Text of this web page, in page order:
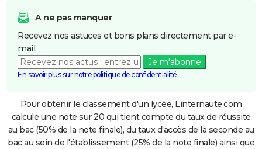
A ne pas manquer
Recevez nos astuces et bons plans directement par e-
mail.
Je m'abonne
En savoir plus sur notre politique de confidentialité
Pour obtenir le classement d'un lycée, Linternaute.com
calcule une note sur 20 qui tient compte du taux de réussite
au bac (50% de la note finale), du taux d'accès de la seconde au
bac au sein de l'établissement (25% de la note finale) ainsi que